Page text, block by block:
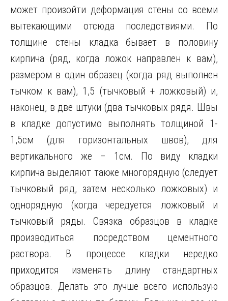
может произойти деформация стены со всеми
вытекающими отсюда последствиями. По
толщине стены кладка бывает в половину
кирпича (ряд, когда ложок направлен к вам),
размером в один образец (когда ряд выполнен
тычком к вам), 1,5 (тычковый + ложковый) и,
наконец, в две штуки (два тычковых рядя. Швы
в кладке допустимо выполнять толщиной 1-
1,5см (для горизонтальных швов), для
вертикального же – 1см. По виду кладки
кирпича выделяют также многорядную (следует
тычковый ряд, затем несколько ложковых) и
однорядную (когда чередуется ложковый и
тычковый ряды. Связка образцов в кладке
производиться посредством цементного
раствора. В процессе кладки нередко
приходится изменять длину стандартных
образцов. Делать это лучше всего использую